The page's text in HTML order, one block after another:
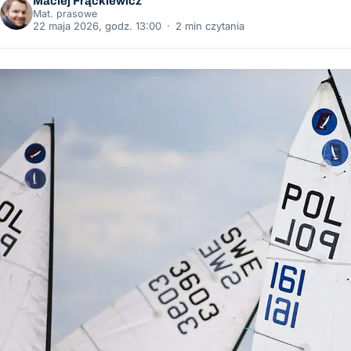
Mat. prasowe
22 maja 2026, godz. 13:00 · 2 min czytania